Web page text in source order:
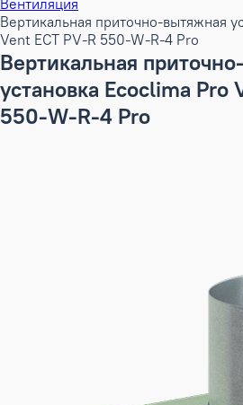
Вентиляция
Вертикальная приточно-вытяжная
Vent ECT PV-R 550-W-R-4 Pro
Вертикальная
установка Ecoclima Pro
550-W-R-4 Pro